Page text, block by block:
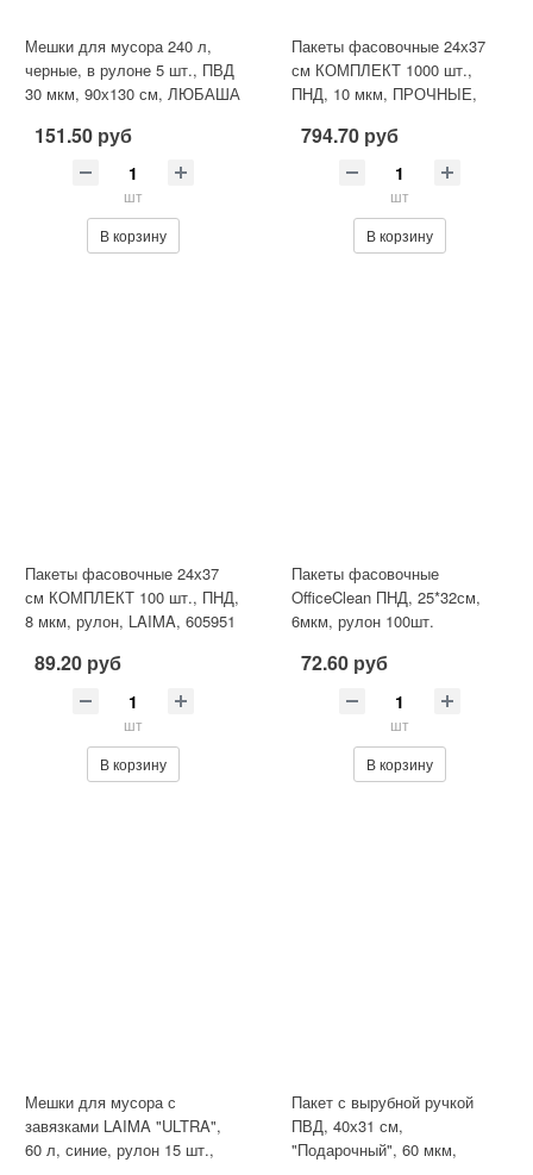
Мешки для мусора 240 л,
черные, в рулоне 5 шт., ПВД
30 мкм, 90х130 см, ЛЮБАША
151.50 руб
шт
В корзину
Пакеты фасовочные 24х37
см КОМПЛЕКТ 1000 шт.,
ПНД, 10 мкм, ПРОЧНЫЕ,
794.70 руб
шт
В корзину
Пакеты фасовочные 24х37
см КОМПЛЕКТ 100 шт., ПНД,
8 мкм, рулон, LAIMA, 605951
89.20 руб
шт
В корзину
Пакеты фасовочные
OfficeClean ПНД, 25*32см,
6мкм, рулон 100шт.
72.60 руб
шт
В корзину
Мешки для мусора с
завязками LAIMA "ULTRA",
60 л, синие, рулон 15 шт.,
Пакет с вырубной ручкой
ПВД, 40х31 см,
"Подарочный", 60 мкм,